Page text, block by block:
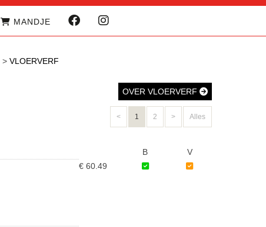
MANDJE
> VLOERVERF
OVER VLOERVERF
< 1 2 > Alles
V
B
€ 60.49